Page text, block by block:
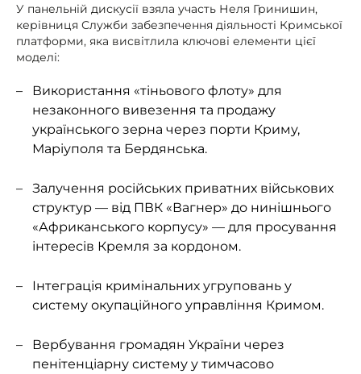
У панельній дискусії взяла участь Неля Гринишин,
керівниця Служби забезпечення діяльності Кримської
платформи, яка висвітлила ключові елементи цієї
моделі:
Використання «тіньового флоту» для
незаконного вивезення та продажу
українського зерна через порти Криму,
Маріуполя та Бердянська.
Залучення російських приватних військових
структур — від ПВК «Вагнер» до нинішнього
«Африканського корпусу» — для просування
інтересів Кремля за кордоном.
Інтеграція кримінальних угруповань у
систему окупаційного управління Кримом.
Вербування громадян України через
пенітенціарну систему у тимчасово